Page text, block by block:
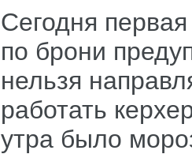
Сегодня
по брони
нельзя
работать
утра было